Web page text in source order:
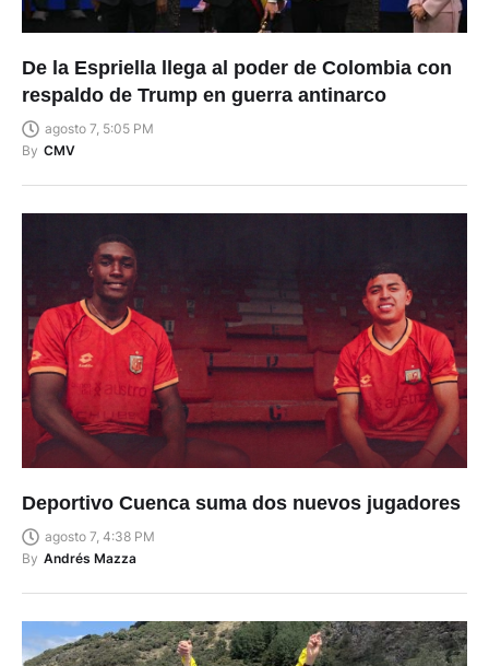
De la Espriella llega al poder de Colombia con
respaldo de Trump en guerra antinarco
agosto 7, 5:05 PM
By CMV
Deportivo Cuenca suma dos nuevos jugadores
agosto 7, 4:38 PM
By Andrés Mazza